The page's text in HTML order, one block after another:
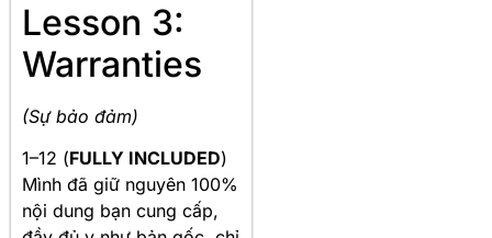
Lesson 3:
Warranties
(Sự bảo đảm)
1–12 (FULLY INCLUDED)
Mình đã giữ nguyên 100%
nội dung bạn cung cấp,